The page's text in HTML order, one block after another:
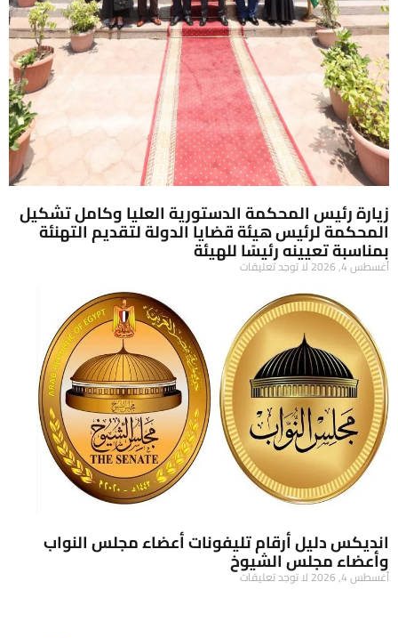
زيارة رئيس المحكمة الدستورية العليا وكامل تشكيل
المحكمة لرئيس هيئة قضايا الدولة لتقديم التهنئة
بمناسبة تعيينه رئيسًا للهيئة
أغسطس 4, 2026 لا توجد تعليقات
انديكس دليل أرقام تليفونات أعضاء مجلس النواب
وأعضاء مجلس الشيوخ
أغسطس 4, 2026 لا توجد تعليقات